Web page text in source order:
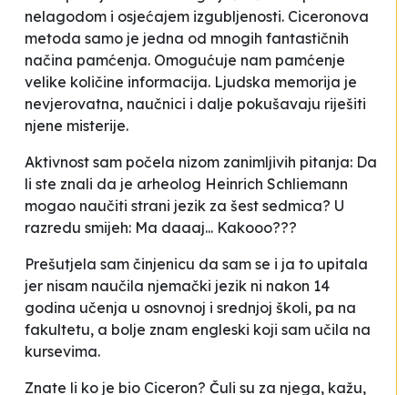
nelagodom i osjećajem izgubljenosti. Ciceronova
metoda samo je jedna od mnogih fantastičnih
načina pamćenja. Omogućuje nam pamćenje
velike količine informacija. Ljudska memorija je
nevjerovatna, naučnici i dalje pokušavaju riješiti
njene misterije.
Aktivnost sam počela nizom zanimljivih pitanja: Da
li ste znali da je arheolog Heinrich Schliemann
mogao naučiti strani jezik za šest sedmica? U
razredu smijeh: Ma daaaj... Kakooo???
Prešutjela sam činjenicu da sam se i ja to upitala
jer nisam naučila njemački jezik ni nakon 14
godina učenja u osnovnoj i srednjoj školi, pa na
fakultetu, a bolje znam engleski koji sam učila na
kursevima.
Znate li ko je bio Ciceron? Čuli su za njega, kažu,